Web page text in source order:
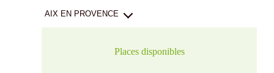
AIX EN PROVENCE
Places disponibles